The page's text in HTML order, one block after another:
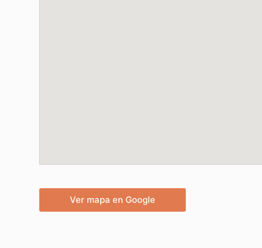
Ver mapa en Google